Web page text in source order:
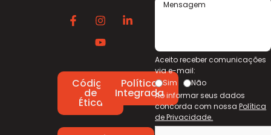
Código
de
Ética
Política
Integrada
Aceito receber comunicações
via e-mail:
Sim
Não
Ao informar seus dados
concorda com nossaPolítica
de Privacidade.